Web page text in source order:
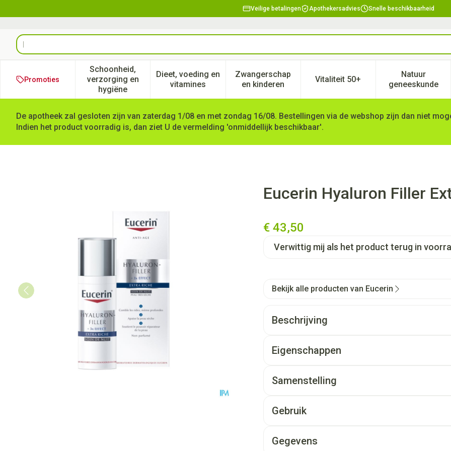
Veilige betalingen Apothekersadvies Snelle beschikbaarheid
Product, merk, categorie...
Promoties
Schoonheid,
verzorging en
hygiëne
Toon submenu voor Schoonheid, verzorging en hygiëne categorie
Dieet, voeding en
vitaminesToon submenu voor Dieet, voeding en vitamines categorie
Zwangerschap
en kinderenToon submenu voor Zwangerschap en kinderen
Vitaliteit 50+Toon submenu voor Vitaliteit
Natuur
geneeskunde
Toon
De apotheek zal gesloten zijn van zaterdag 1/08 en met zondag 16/08. Bestellingen via de webshop zijn dan niet
Indien het product voorradig is, dan ziet U de vermelding 'onmiddellijk beschikbaar'.
Eucerin Hyaluron Filler Extra Rijk Nachtcreme 50ml
Eucerin Hyaluron Filler
€ 43,50
Verwittig mij als het product terug in
Bekijk alle producten van Eucerin
Beschrijving
Eigenschappen
Samenstelling
Gebruik
Gegevens